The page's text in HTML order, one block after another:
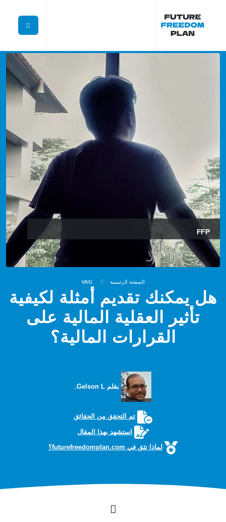
FFP
الصفحة الرئيسية MM1
هل يمكنك تقديم أمثلة لكيفية
تأثير العقلية المالية على
القرارات المالية؟
بقلم Gelson L.
تم التحقق من الحقائق
استشهد بهذا المقال
لماذا تثق في futurefreedomplan.com؟